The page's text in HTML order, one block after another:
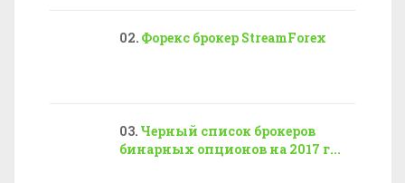
Форекс брокер StreamForex
Черный список брокеров
бинарных опционов на 2017 г...